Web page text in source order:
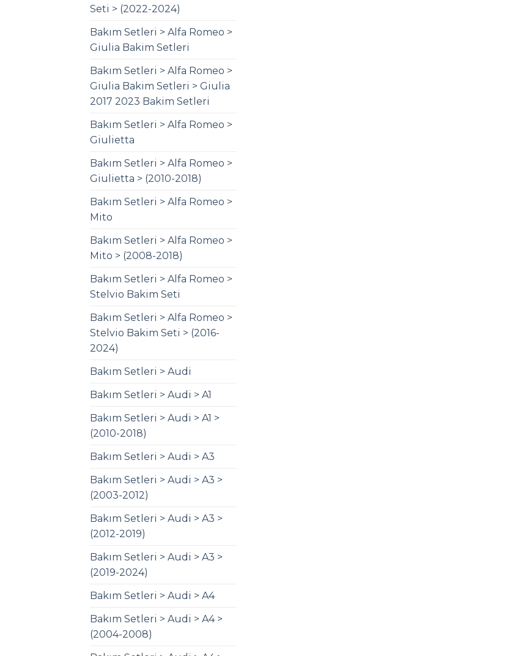
Seti > (2022-2024)
Bakım Setleri > Alfa Romeo >
Giulia Bakim Setleri
Bakım Setleri > Alfa Romeo >
Giulia Bakim Setleri > Giulia
2017 2023 Bakim Setleri
Bakım Setleri > Alfa Romeo >
Giulietta
Bakım Setleri > Alfa Romeo >
Giulietta > (2010-2018)
Bakım Setleri > Alfa Romeo >
Mito
Bakım Setleri > Alfa Romeo >
Mito > (2008-2018)
Bakım Setleri > Alfa Romeo >
Stelvio Bakim Seti
Bakım Setleri > Alfa Romeo >
Stelvio Bakim Seti > (2016-
2024)
Bakım Setleri > Audi
Bakım Setleri > Audi > A1
Bakım Setleri > Audi > A1 >
(2010-2018)
Bakım Setleri > Audi > A3
Bakım Setleri > Audi > A3 >
(2003-2012)
Bakım Setleri > Audi > A3 >
(2012-2019)
Bakım Setleri > Audi > A3 >
(2019-2024)
Bakım Setleri > Audi > A4
Bakım Setleri > Audi > A4 >
(2004-2008)